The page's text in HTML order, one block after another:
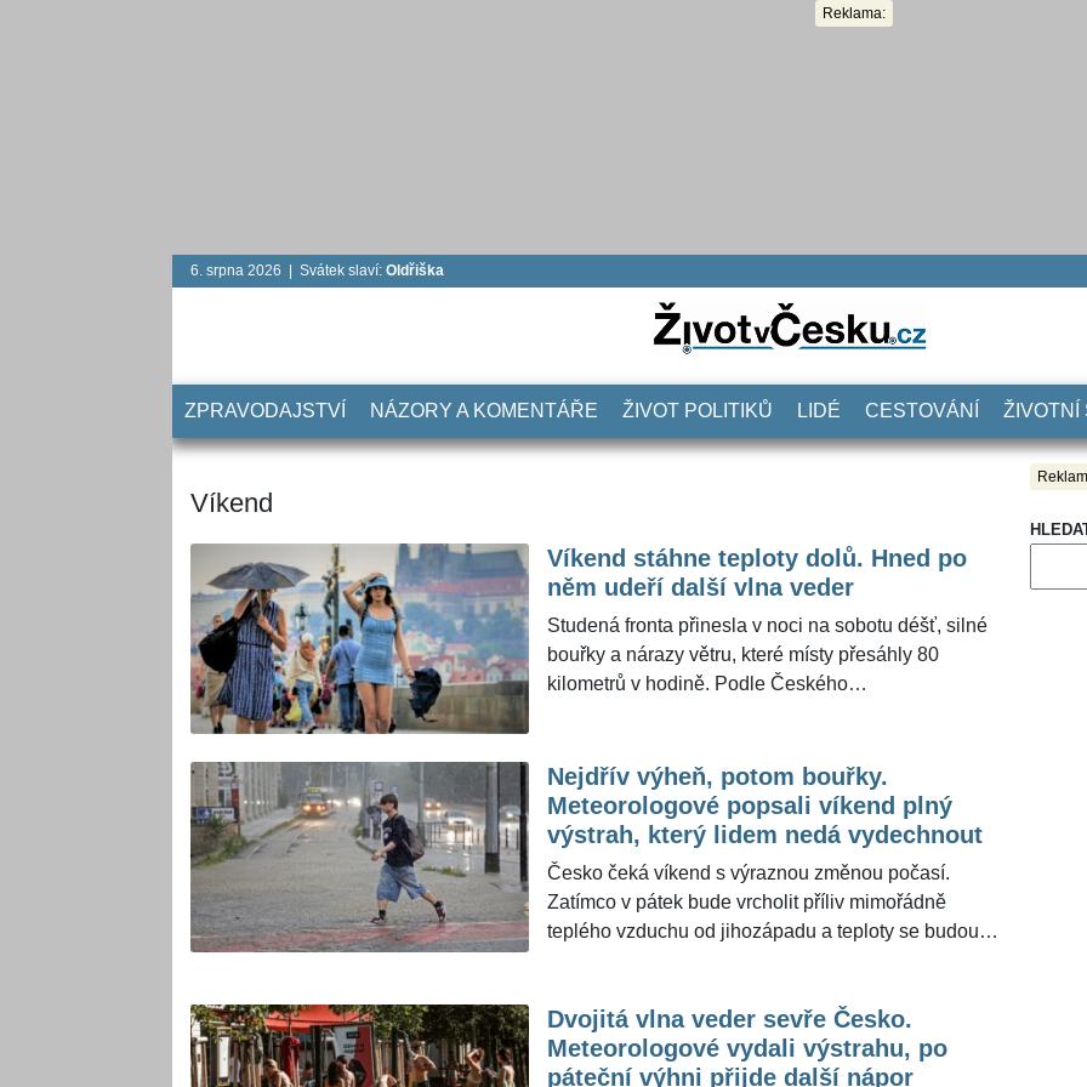
Reklama:
6. srpna 2026 | Svátek slaví: Oldřiška
ZPRAVODAJSTVÍ NÁZORY A KOMENTÁŘE ŽIVOT POLITIKŮ LIDÉ CESTOVÁNÍ ŽIVOTNÍ
Víkend
Víkend stáhne teploty dolů. Hned po
něm udeří další vlna veder
Studená fronta přinesla v noci na sobotu déšť, silné
bouřky a nárazy větru, které místy přesáhly 80
kilometrů v hodině. Podle Českého
řadě míst panovala tropická noc. Odborníci z portálu
Meteocentrum.cz pro ŽivotvČesku.cz doplnili, že
víkend nabídne jen krátkou úlevu – už v pondělí a
úterý se mohou teploty znovu dostat nad 35 stupňů a
není vyloučen ani další útok na čtyřicítku.
Nejdřív výheň, potom bouřky.
Meteorologové popsali víkend plný
výstrah, který lidem nedá vydechnout
Česko čeká víkend s výraznou změnou počasí.
Zatímco v pátek bude vrcholit příliv mimořádně
teplého vzduchu od jihozápadu a teploty se budou
nebude plošná. Český hydrometeorologický ústav
varuje, že kvůli délce trvání horka, tropickým nocím a
vyšší vlhkosti vzduchu zesílí zátěž teplem na jihu
Dvojitá vlna veder sevře Česko.
Meteorologové vydali výstrahu, po
páteční výhni přijde další nápor